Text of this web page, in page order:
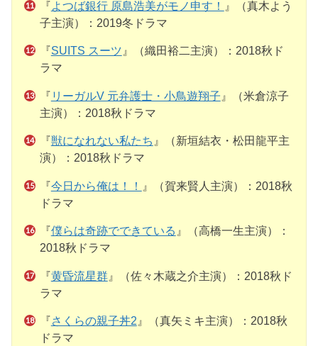
『よつば銀行 原島浩美がモノ申す！
』（真木よう
子主演）：2019冬ドラマ
『SUITS スーツ 』（織田裕二主演）：2018秋ド
ラマ
『 リーガルV 元弁護士・小鳥遊翔子 』（米倉涼子
主演）：2018秋ドラマ
『獣になれない私たち 』（新垣結衣・松田龍平主
演）：2018秋ドラマ
『今日から俺は！！
』（賀来賢人主演）：2018秋
ドラマ
『僕らは奇跡でできている 』（高橋一生主演）：
2018秋ドラマ
『黄昏流星群』（佐々木蔵之介主演）：2018秋ド
ラマ
『さくらの親子丼2 』（真矢ミキ主演）：2018秋
ドラマ